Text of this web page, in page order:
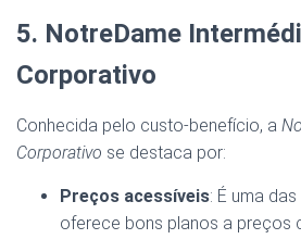
5. NotreDame
Corporativo
Conhecida pelo custo-benefício, a
Corporativo se destaca por:
Preços acessíveis: É uma
oferece bons planos a preços